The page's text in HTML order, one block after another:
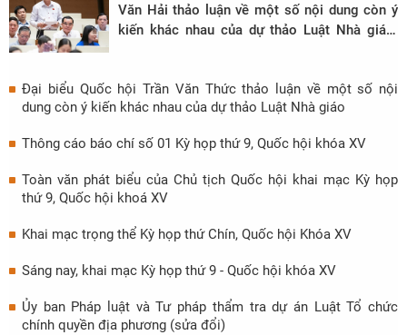
Văn Hải thảo luận về một số nội dung còn ý
kiến khác nhau của dự thảo Luật Nhà giáo:
Đại biểu Quốc hội Trần Văn Thức thảo luận về một số nội
dung còn ý kiến khác nhau của dự thảo Luật Nhà giáo
Thông cáo báo chí số 01 Kỳ họp thứ 9, Quốc hội khóa XV
Toàn văn phát biểu của Chủ tịch Quốc hội khai mạc Kỳ họp
thứ 9, Quốc hội khoá XV
Khai mạc trọng thể Kỳ họp thứ Chín, Quốc hội Khóa XV
Sáng nay, khai mạc Kỳ họp thứ 9 - Quốc hội khóa XV
Ủy ban Pháp luật và Tư pháp thẩm tra dự án Luật Tổ chức
chính quyền địa phương (sửa đổi)